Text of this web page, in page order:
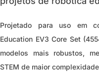
Projetado para uso em
Education EV3 Core Set
modelos mais robustos,
STEM de maior